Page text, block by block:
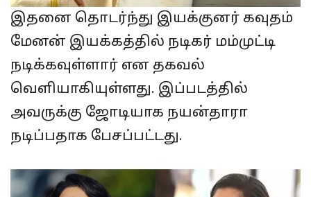
இதனை தொடர்ந்து இயக்குனர் கவுதம்
மேனன் இயக்கத்தில் நடிகர் மம்முட்டி
நடிக்கவுள்ளார் என தகவல்
வெளியாகியுள்ளது. இப்படத்தில்
அவருக்கு ஜோடியாக நயன்தாரா
நடிப்பதாக பேசப்பட்டது.